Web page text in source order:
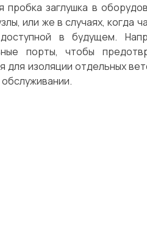
пробка заглушка в
или же в случаях, когда
в будущем.
порты, чтобы
для изоляции отдельных